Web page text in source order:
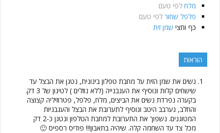
מלח לפי טעם
פלפל שחור לפי טעם
כף וחצי שמן זית
הוראות
נשים את שמן הזית על מחבת טפלון בינונית, נטגן את הבצל עד
שישחים קלות ונוסיף את העגבנייה (ללא נוזלים ) לטיגון של 3 דק.
בקערה נפרדת נשים את הביצים, מלח, פלפל, פטרוזיליה קצוצה
והחלב, נערבב היטב ונוסיף לתערובת את הבצל והעגבניות
המטוגנים. נשפוך את התערובת למחבת הטלפון ונטגן כ-2 דק
מכל צד עד השחמה קלה. שיהיה בתאבון!!! פודיס רספיס 🙂